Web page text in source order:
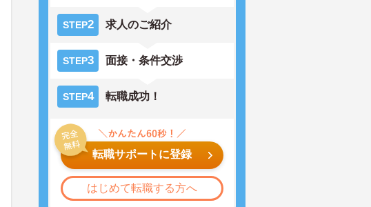
STEP2 求人のご紹介
STEP3 面接・条件交渉
STEP4 転職成功！
転職サポートに登録
はじめて転職する方へ